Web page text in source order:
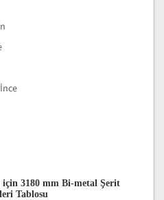
3180 mm Bi-metal Şerit
Tablosu